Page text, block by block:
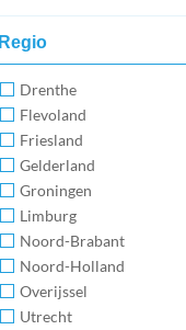
Regio
Drenthe
Flevoland
Friesland
Gelderland
Groningen
Limburg
Noord-Brabant
Noord-Holland
Overijssel
Utrecht